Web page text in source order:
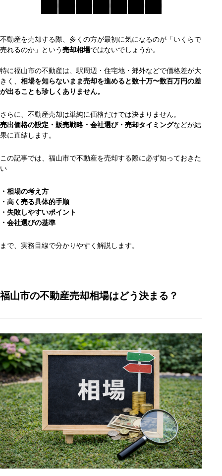
不動産を売却する際、多くの方が最初に気になるのが「いくらで
売れるのか」という売却相場ではないでしょうか。
特に福山市の不動産は、駅周辺・住宅地・郊外などで価格差が大
きく、 相場を知らないまま売却を進めると数十万〜数百万円の差
が出ることも珍しくありません。
さらに、不動産売却は単純に価格だけでは決まりません。
売出価格の設定・販売戦略・会社選び・売却タイミングなどが結
果に直結します。
この記事では、福山市で不動産を売却する際に必ず知っておきた
い
・相場の考え方
・高く売る具体的手順
・失敗しやすいポイント
・会社選びの基準
まで、実務目線で分かりやすく解説します。
福山市の不動産売却相場はどう決まる？